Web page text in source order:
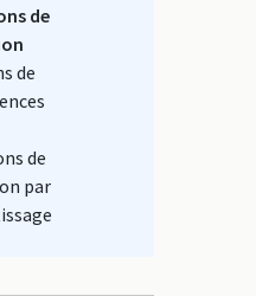
de
de
de
par